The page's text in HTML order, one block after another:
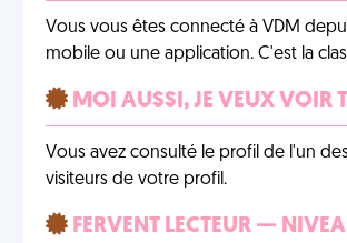
Vous vous êtes connecté à VDM
mobile ou une application. C'est la
MOI AUSSI, JE VEUX VOIR
Vous avez consulté le profil de l'un
visiteurs de votre profil.
FERVENT LECTEUR —